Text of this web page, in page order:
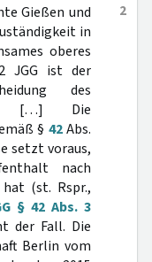
2
Gießen und
in
oberes
JGG ist der
des
[…] Die
§ 42Abs.
setzt voraus,
nach
(st. Rspr.,
§ 42 Abs. 3
der Fall. Die
Berlin vom